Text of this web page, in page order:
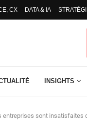
CX DATA & IA
INSIGHTS
entreprises sont insatisfaites